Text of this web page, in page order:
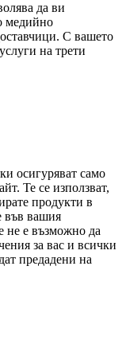
да ви
медийно
С вашето
на трети
осигуряват само
Те се използват,
продукти в
във вашия
не е възможно да
за вас и всички
предадени на